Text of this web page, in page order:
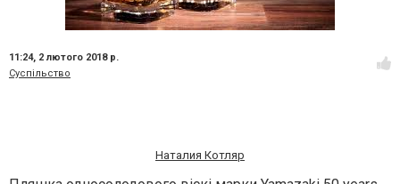
11:24, 2 лютого 2018 р.
Суспільство
Наталия Котляр